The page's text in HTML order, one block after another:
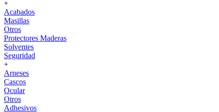
+
Acabados
Masillas
Otros
Protectores Maderas
Solventes
Seguridad
+
Arneses
Cascos
Ocular
Otros
Adhesivos